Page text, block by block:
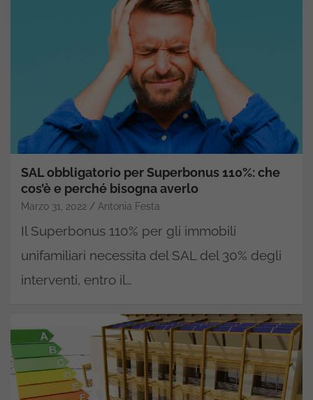
SAL obbligatorio per Superbonus 110%: che
cos’è e perché bisogna averlo
Marzo 31, 2022 Antonia Festa
Il Superbonus 110% per gli immobili
unifamiliari necessita del SAL del 30% degli
interventi, entro il…